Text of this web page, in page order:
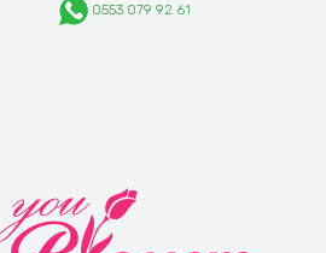
0553 079 92 61